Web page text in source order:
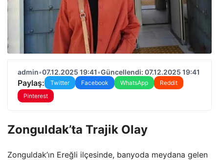
admin•07.12.2025 19:41•Güncellendi: 07.12.2025 19:41
Paylaş: Twitter Facebook WhatsApp
Reddit
Pinterest
Zonguldak’ta Trajik Olay
Zonguldak’ın Ereğli ilçesinde, banyoda meydana gelen